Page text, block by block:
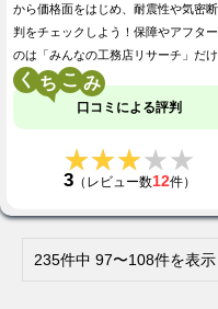
から価格面をはじめ、耐震性や気密
判をチェックしよう！保障やアフタ
のは「みんなの工務店リサーチ」だ
く こ
口コミによる評判
★★★★★
★★★★★
3（レビュー数12件）
235件中 97〜108件を表示